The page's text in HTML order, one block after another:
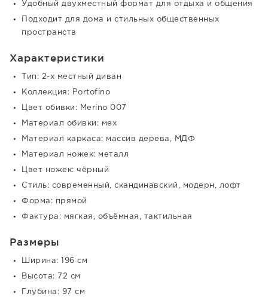
Удобный двухместный формат для отдыха и общения
Подходит для дома и стильных общественных
пространств
Характеристики
Тип: 2-х местный диван
Коллекция: Portofino
Цвет обивки: Merino 007
Материал обивки: мех
Материал каркаса: массив дерева, МДФ
Материал ножек: металл
Цвет ножек: чёрный
Стиль: современный, скандинавский, модерн, лофт
Форма: прямой
Фактура: мягкая, объёмная, тактильная
Размеры
Ширина: 196 см
Высота: 72 см
Глубина: 97 см